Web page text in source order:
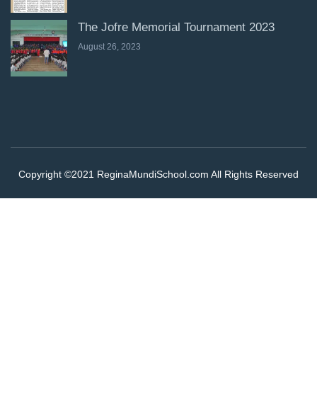
The Jofre Memorial Tournament 2023
August 26, 2023
Copyright ©2021 ReginaMundiSchool.com All Rights Reserved